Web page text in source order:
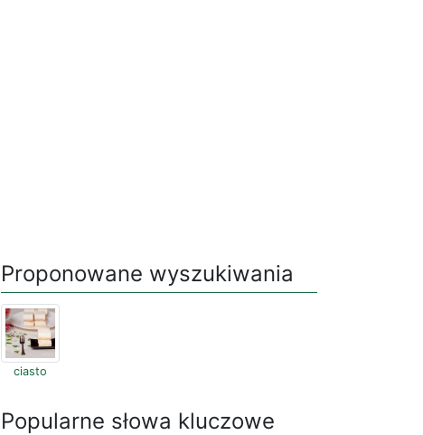
Proponowane wyszukiwania
ciasto
Popularne słowa kluczowe